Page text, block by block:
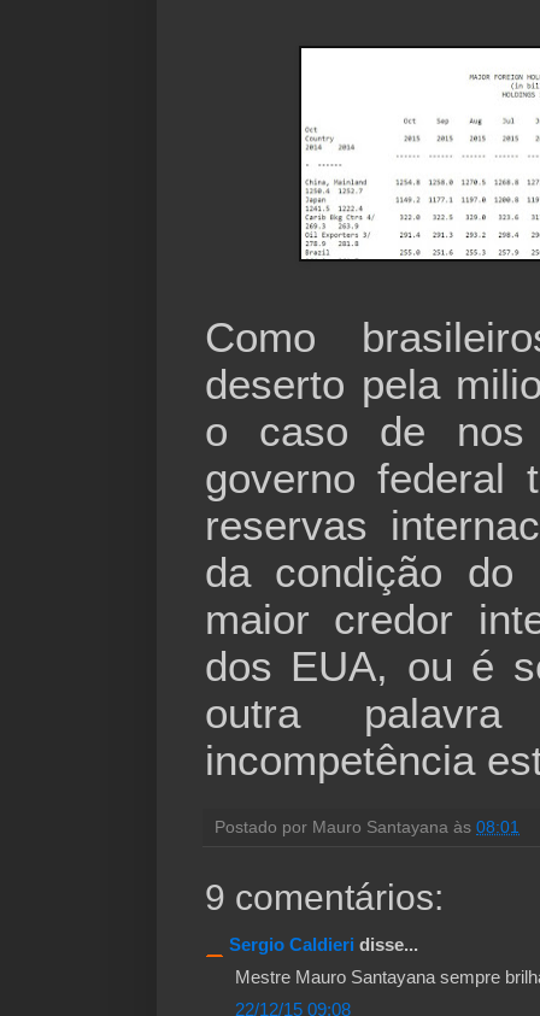
Como
deserto pela
o caso de nos
governo federal
reservas
da condição do
maior credor
dos EUA, ou é
outra
incompetência
Postado por Mauro Santayana às 08:01
9 comentários:
Sergio Caldieri disse...
Mestre Mauro Santayana sempre
22/12/15 09:08